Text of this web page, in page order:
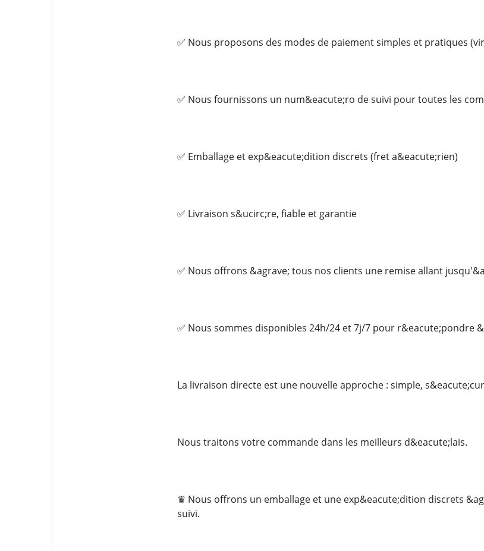
✅ Nous proposons des modes de paiement simples et pratiques
✅ Nous fournissons un num&eacute;ro de suivi pour toutes les
✅ Emballage et exp&eacute;dition discrets (fret a&eacute;rien)
✅ Livraison s&ucirc;re, fiable et garantie
✅ Nous offrons &agrave; tous nos clients une remise allant
✅ Nous sommes disponibles 24h/24 et 7j/7 pour r&eacute;pondre
La livraison directe est une nouvelle approche : simple,
Nous traitons votre commande dans les meilleurs d&eacute;lais.
♛ Nous offrons un emballage et une exp&eacute;dition discrets
suivi.